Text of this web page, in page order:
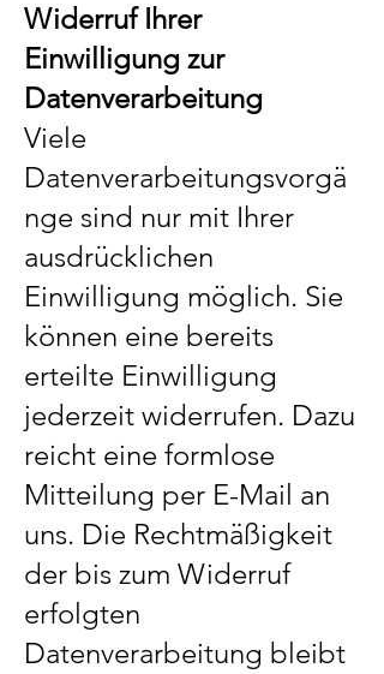
Widerruf Ihrer
Einwilligung zur
Datenverarbeitung
Viele
Datenverarbeitungsvorgä
nge sind nur mit Ihrer
ausdrücklichen
Einwilligung möglich. Sie
können eine bereits
erteilte Einwilligung
jederzeit widerrufen. Dazu
reicht eine formlose
Mitteilung per E-Mail an
uns. Die Rechtmäßigkeit
der bis zum Widerruf
erfolgten
Datenverarbeitung bleibt